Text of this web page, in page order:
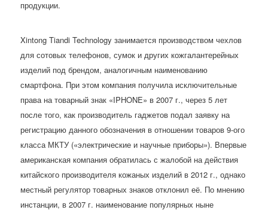
продукции.
Xintong Tiandi Technology занимается производством чехлов
для сотовых телефонов, сумок и других кожгалантерейных
изделий под брендом, аналогичным наименованию
смартфона. При этом компания получила исключительные
права на товарный знак «IPHONE» в 2007 г., через 5 лет
после того, как производитель гаджетов подал заявку на
регистрацию данного обозначения в отношении товаров 9-ого
класса МКТУ («электрические и научные приборы»). Впервые
американская компания обратилась с жалобой на действия
китайского производителя кожаных изделий в 2012 г., однако
местный регулятор товарных знаков отклонил её. По мнению
инстанции, в 2007 г. наименование популярных ныне